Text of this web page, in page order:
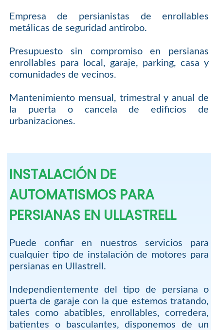
Empresa de persianistas de enrollables
metálicas de seguridad antirobo.
Presupuesto sin compromiso en persianas
enrollables para local, garaje, parking, casa y
comunidades de vecinos.
Mantenimiento mensual, trimestral y anual de
la puerta o cancela de edificios de
urbanizaciones.
INSTALACIÓN DE
AUTOMATISMOS PARA
PERSIANAS EN ULLASTRELL
Puede confiar en nuestros servicios para
cualquier tipo de instalación de motores para
persianas en Ullastrell.
Independientemente del tipo de persiana o
puerta de garaje con la que estemos tratando,
tales como abatibles, enrollables, corredera,
batientes o basculantes, disponemos de un